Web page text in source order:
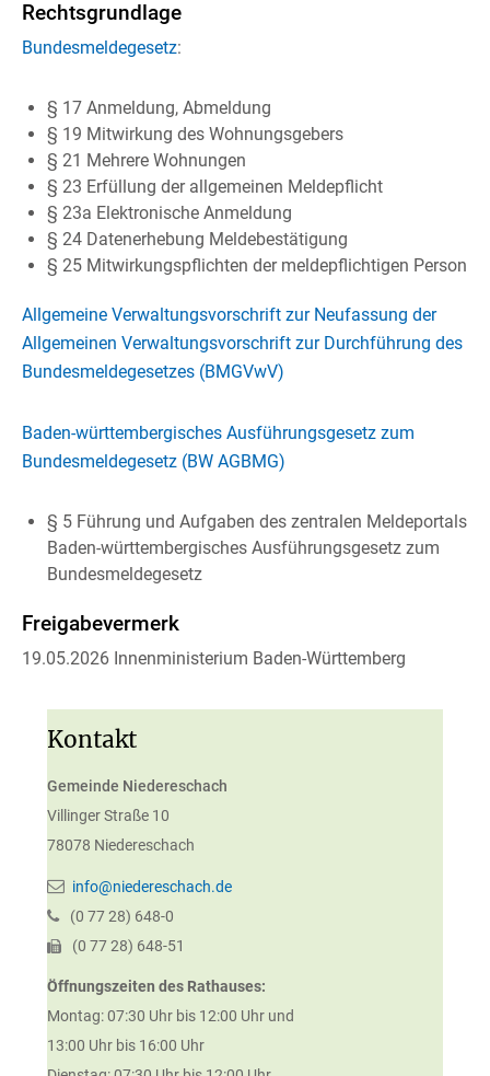
Rechtsgrundlage
Bundesmeldegesetz:
§ 17 Anmeldung, Abmeldung
§ 19 Mitwirkung des Wohnungsgebers
§ 21 Mehrere Wohnungen
§ 23 Erfüllung der allgemeinen Meldepflicht
§ 23a Elektronische Anmeldung
§ 24 Datenerhebung Meldebestätigung
§ 25 Mitwirkungspflichten der meldepflichtigen Person
Allgemeine Verwaltungsvorschrift zur Neufassung der
Allgemeinen Verwaltungsvorschrift zur Durchführung des
Bundesmeldegesetzes (BMGVwV)
Baden-württembergisches Ausführungsgesetz zum
Bundesmeldegesetz (BW AGBMG)
§ 5 Führung und Aufgaben des zentralen Meldeportals
Baden-württembergisches Ausführungsgesetz zum
Bundesmeldegesetz
Freigabevermerk
19.05.2026 Innenministerium Baden-Württemberg
Kontakt
Gemeinde Niedereschach
Villinger Straße 10
78078 Niedereschach
info@niedereschach.de
(0 7728) 648-0
(0 7728) 648-51
Öffnungszeiten des Rathauses:
Montag: 07:30 Uhr bis 12:00 Uhr und
13:00 Uhr bis 16:00 Uhr